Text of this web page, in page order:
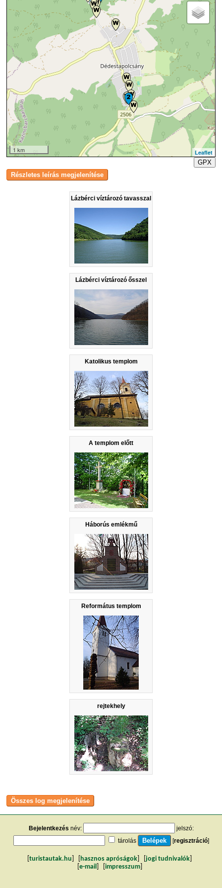
Lázbérci víztározó tavasszal
Lázbérci víztározó ősszel
Katolikus templom
A templom előtt
Háborús emlékmű
Református templom
rejtekhely
1 km
Leaflet
GPX
Bejelentkezés név:
jelszó:
tárolás
[regisztráció]
turistautak.hu hasznos apróságok jogi tudnivalók
e-mail impresszum]